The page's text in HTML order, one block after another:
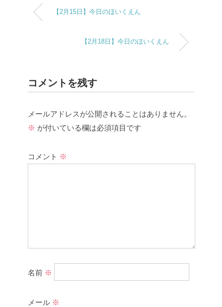
【2月15日】今日のほいくえん
【2月18日】今日のほいくえん
コメントを残す
メールアドレスが公開されることはありません。
※ が付いている欄は必須項目です
コメント ※
名前 ※
メール ※